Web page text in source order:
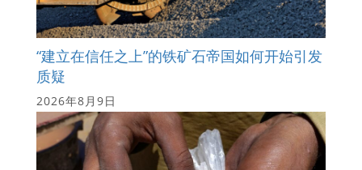
“建立在信任之上”的铁矿石帝国如何开始引发
质疑
2026年8月9日